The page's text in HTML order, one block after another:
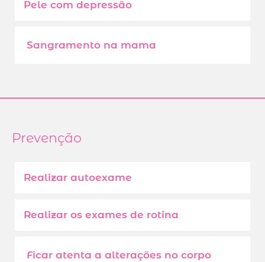
Pele com depressão
Sangramento na mama
Prevenção
Realizar autoexame
Realizar os exames de rotina
Ficar atenta a alterações no corpo